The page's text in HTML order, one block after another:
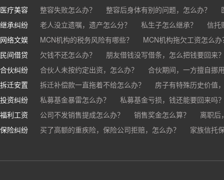
交通事故中，医保和对方赔偿能同时拿吗？
车祸导致人
医疗美容 整容失败怎么办？ 整容后身体有别的问题，怎么办？
医美机构宣传的与实际结果不符怎么办？
医疗事故怎么
医疗器械出问题，怎么办？
继承纠纷 老人没立遗嘱，遗产怎么分？ 私生子怎么继承？
信托
基金怎么继承？
股票怎么继承？
网络文娱 MCN机构的税务风险有哪些？
MCN机构拖欠工资怎么办
抖音账号归谁？
民间借贷 欠钱不还怎么办？
朋友借钱没写借条，怎么把钱要回来
帮人担保借款，对方不还，我要承担全部责任吗？
合伙纠纷 合伙人未按约定出资，怎么办？
合伙期间，一方擅自挪
和合伙人有矛盾，怎么办？
拆迁安置 拆迁补偿款一直拖着不给怎么办？
房子有特殊历史价值
投资纠纷
私募基金暴雷怎么办？
私募基金亏损，钱还能要回来吗
福利工资
公司不发销售提成怎么办？ 销售奖金怎么算？
离职后
销售目标未完成，公司有权不发提成和奖金吗？
公司变
保险纠纷 买了高额的重疾险，保险公司拒赔，怎么办？
家族信托